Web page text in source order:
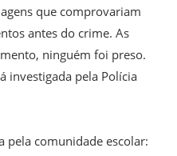
que comprovariam
antes do crime. As
ninguém foi preso.
investigada pela Polícia
pela comunidade escolar: